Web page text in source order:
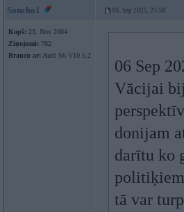
Sancho1 06. Sep 2025, 23:50
Kopš: 23. Nov 2004
Ziņojumi: 782
Braucu ar: Audi S6 V10 5.2
06 Sep
Vācijai
donijam
darītu ko
politiķiem
tā var